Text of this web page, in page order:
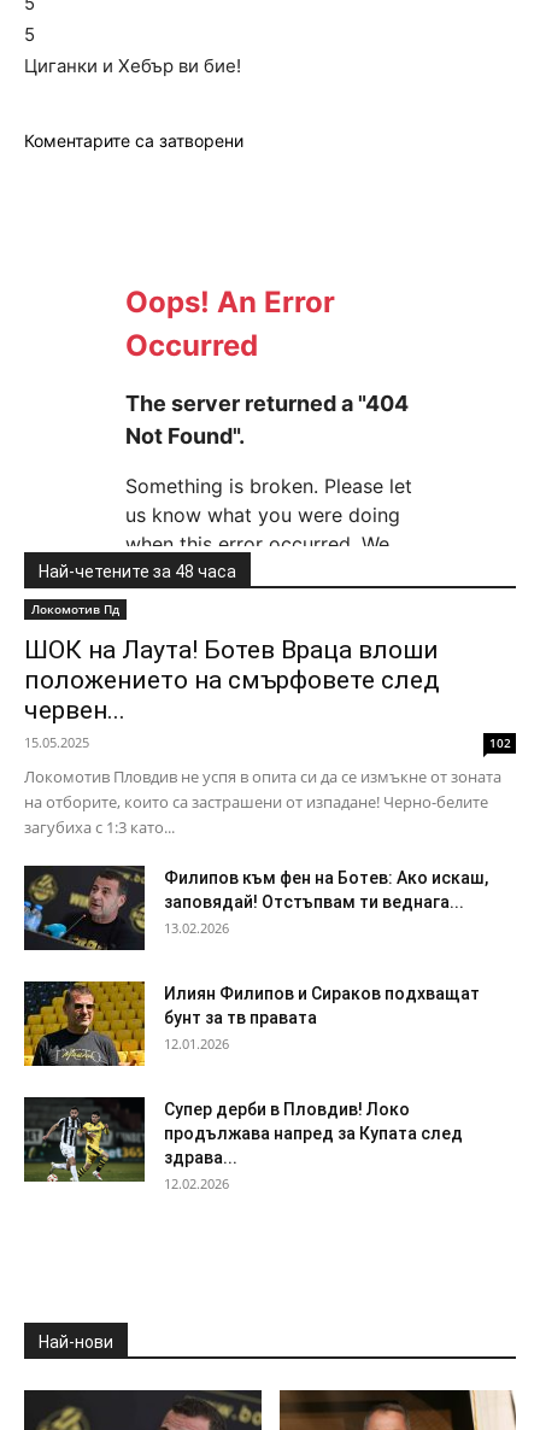
5
Циганки и Хебър ви бие!
Коментарите са затворени
Най-четените за 48 часа
Локомотив Пд
ШОК на Лаута! Ботев Враца влоши
положението на смърфовете след
червен...
15.05.2025 102
Локомотив Пловдив не успя в опита си да се измъкне от зоната
на отборите, които са застрашени от изпадане! Черно-белите
загубиха с 1:3 като...
Филипов към фен на Ботев: Ако искаш,
заповядай! Отстъпвам ти веднага...
13.02.2026
Илиян Филипов и Сираков подхващат
бунт за тв правата
12.01.2026
Супер дерби в Пловдив! Локо
продължава напред за Купата след
здрава...
12.02.2026
Най-нови